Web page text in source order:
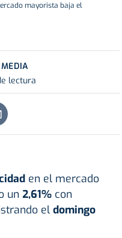
mayorista baja el
lectura
en el mercado
un 2,61% con
el domingo